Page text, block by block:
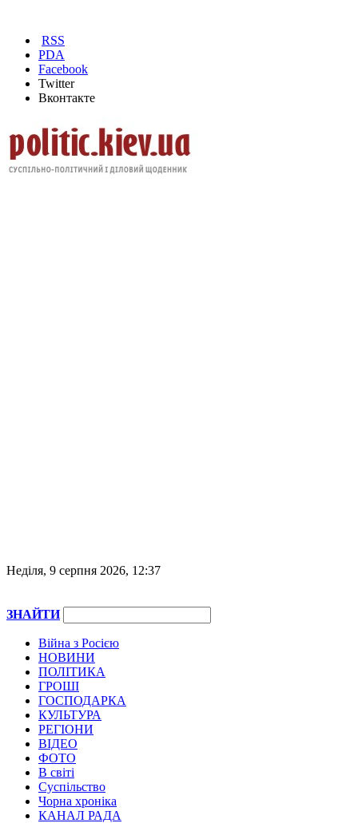
RSS
PDA
Facebook
Twitter
Вконтакте
Неділя, 9 серпня 2026, 12:37
ЗНАЙТИ
Війна з Росією
НОВИНИ
ПОЛІТИКА
ГРОШІ
ГОСПОДАРКА
КУЛЬТУРА
РЕГІОНИ
ВІДЕО
ФОТО
В світі
Суспільство
Чорна хроніка
КАНАЛ РАДА